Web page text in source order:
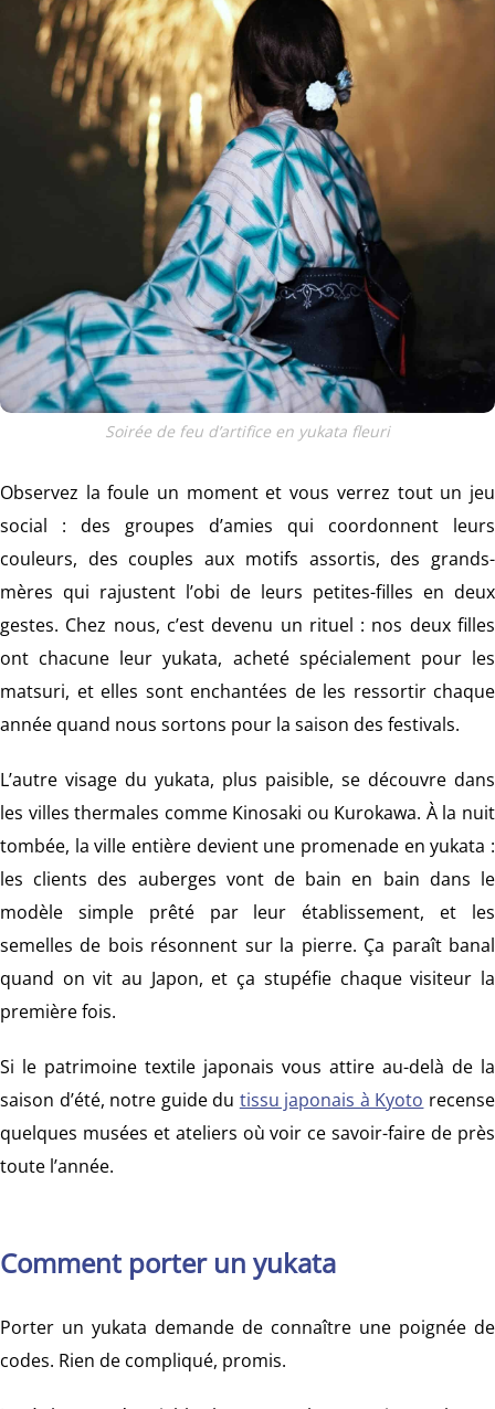
Soirée de feu d’artifice en yukata fleuri
Observez la foule un moment et vous verrez tout un jeu
social : des groupes d’amies qui coordonnent leurs
couleurs, des couples aux motifs assortis, des grands-
mères qui rajustent l’obi de leurs petites-filles en deux
gestes. Chez nous, c’est devenu un rituel : nos deux filles
ont chacune leur yukata, acheté spécialement pour les
matsuri, et elles sont enchantées de les ressortir chaque
année quand nous sortons pour la saison des festivals.
L’autre visage du yukata, plus paisible, se découvre dans
les villes thermales comme Kinosaki ou Kurokawa. À la nuit
tombée, la ville entière devient une promenade en yukata :
les clients des auberges vont de bain en bain dans le
modèle simple prêté par leur établissement, et les
semelles de bois résonnent sur la pierre. Ça paraît banal
quand on vit au Japon, et ça stupéfie chaque visiteur la
première fois.
Si le patrimoine textile japonais vous attire au-delà de la
saison d’été, notre guide du tissu japonais à Kyoto recense
quelques musées et ateliers où voir ce savoir-faire de près
toute l’année.
Comment porter un yukata
Porter un yukata demande de connaître une poignée de
codes. Rien de compliqué, promis.